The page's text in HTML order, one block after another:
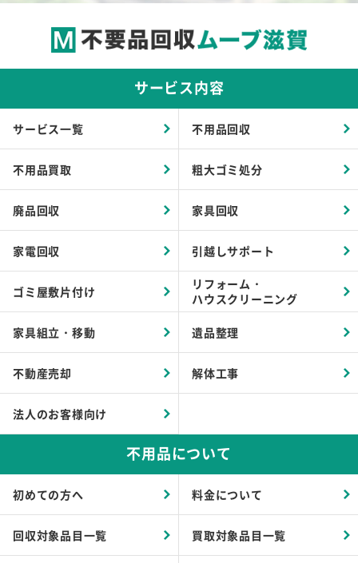
サービス内容
サービス一覧 不用品回収
不用品買取 粗大ゴミ処分
廃品回収 家具回収
家電回収 引越しサポート
ゴミ屋敷片付け
リフォーム・
ハウスクリーニング
家具組立・移動 遺品整理
不動産売却 解体工事
法人のお客様向け
不用品について
初めての方へ 料金について
回収対象品目一覧 買取対象品目一覧